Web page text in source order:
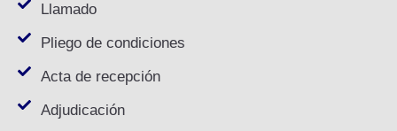
Llamado
Pliego de condiciones
Acta de recepción
Adjudicación